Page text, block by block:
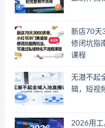
新店70天
修闭坑指
课程
无潜不起
辑，短视
2026用工